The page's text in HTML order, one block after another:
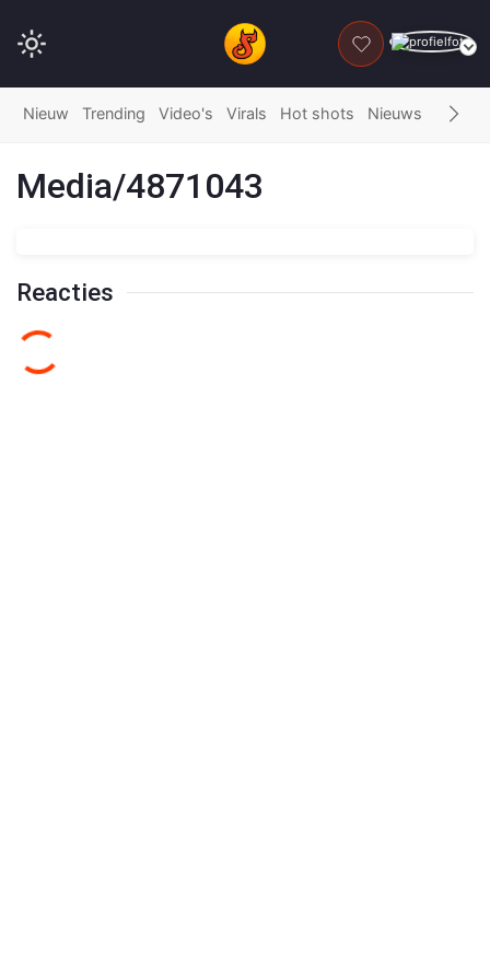
DONEER
Nieuw Trending Video's Virals Hot shots Nieuws Fails
Media/4871043
Reacties